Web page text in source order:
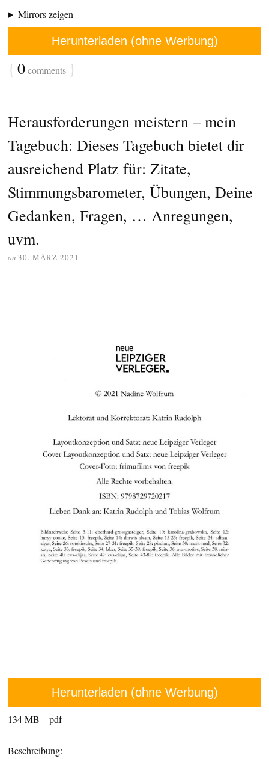
Mirrors zeigen
Herunterladen (ohne Werbung)
{ 0comments }
Herausforderungen meistern – mein
Tagebuch: Dieses Tagebuch bietet dir
ausreichend Platz für: Zitate,
Stimmungsbarometer, Übungen, Deine
Gedanken, Fragen, … Anregungen,
uvm.
on 30. MÄRZ 2021
Herunterladen (ohne Werbung)
134 MB – pdf
Beschreibung: